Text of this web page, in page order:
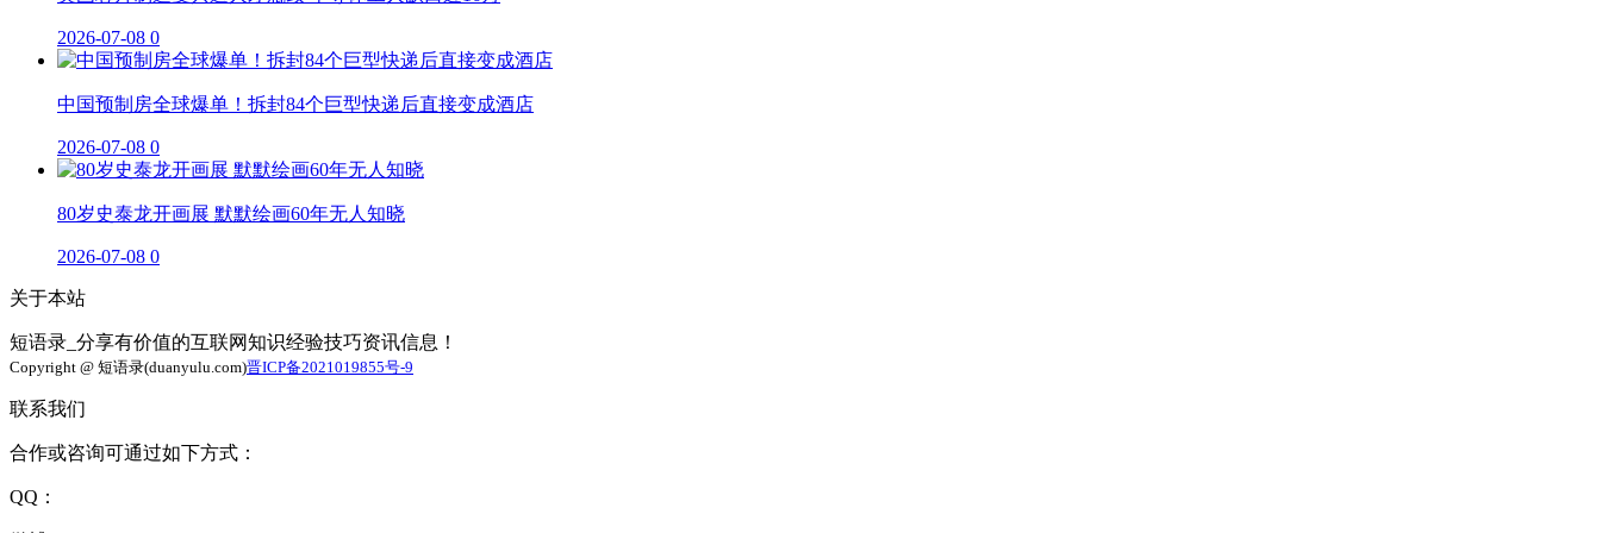
2026-07-08 0
中国预制房全球爆单！拆封84个巨型快递后直接变成酒店
2026-07-08 0
80岁史泰龙开画展 默默绘画60年无人知晓
2026-07-08 0
关于本站
短语录_分享有价值的互联网知识经验技巧资讯信息！
Copyright @ 短语录(duanyulu.com)晋ICP备2021019855号-9
联系我们
合作或咨询可通过如下方式：
QQ：